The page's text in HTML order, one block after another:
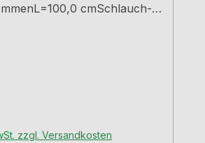
cmSchlauch-Ø
zzgl. Versandkosten